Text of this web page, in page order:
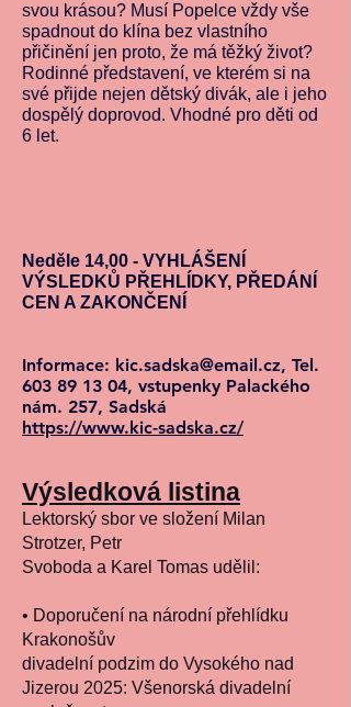
svou krásou? Musí Popelce vždy vše
spadnout do klína bez vlastního
přičinění jen proto, že má těžký život?
Rodinné představení, ve kterém si na
své přijde nejen dětský divák, ale i jeho
dospělý doprovod. Vhodné pro děti od
6 let.
Neděle 14,00 - VYHLÁŠENÍ
VÝSLEDKŮ PŘEHLÍDKY, PŘEDÁNÍ
CEN A ZAKONČENÍ
Informace: kic.sadska@email.cz, Tel.
603 89 13 04, vstupenky Palackého
nám. 257, Sadská
https://www.kic-sadska.cz/
Výsledková listina
Lektorský sbor ve složení Milan
Strotzer, Petr
Svoboda a Karel Tomas udělil:
• Doporučení na národní přehlídku
Krakonošův
divadelní podzim do Vysokého nad
Jizerou 2025: Všenorská divadelní